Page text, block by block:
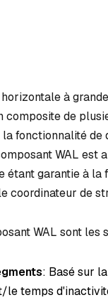
à
composite de
fonctionnalité
WAL est
étant garantie à
coordinateur de
WAL sont les
: Basé sur
temps